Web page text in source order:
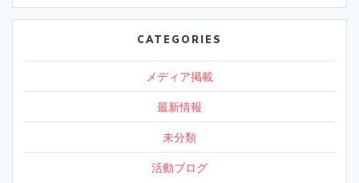
CATEGORIES
メディア掲載
最新情報
未分類
活動ブログ